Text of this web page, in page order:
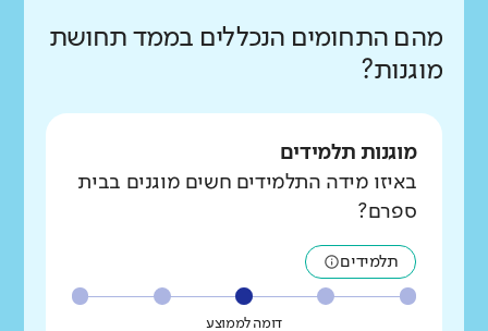
מהם התחומים הנכללים בממד תחושת
מוגנות?
מוגנות תלמידים
באיזו מידה התלמידים חשים מוגנים בבית
ספרם?
תלמידים
דומה לממוצע